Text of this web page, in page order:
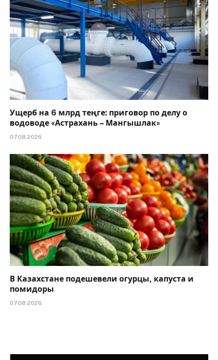
Ущерб на 6 млрд теңге: приговор по делу о
водоводе «Астрахань – Мангышлак»
07.08.2026
В Казахстане подешевели огурцы, капуста и
помидоры
07.08.2026